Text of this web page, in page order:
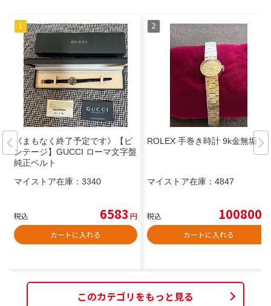
《まもなく終了予定です》【ビ
ンテージ】GUCCI ローマ文字盤
純正ベルト
マイストア在庫： 3340
税込 6583 円
カートに入れる
ROLEX 手巻き時計 9k金無垢
マイストア在庫： 4847
税込 100800
カートに入れる
このカテゴリをもっと見る